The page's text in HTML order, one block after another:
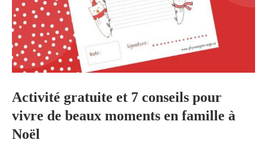
Activité gratuite et 7 conseils pour
vivre de beaux moments en famille à
Noël